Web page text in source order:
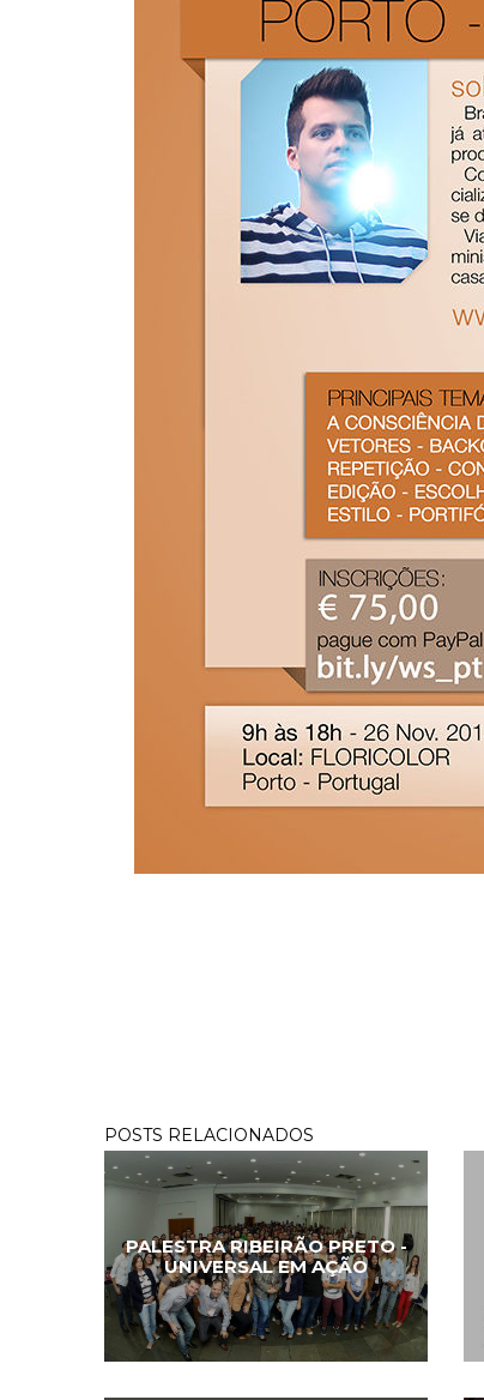
POSTS RELACIONADOS
PALESTRA RIBEIRÃO PRETO -
UNIVERSAL EM AÇÃO